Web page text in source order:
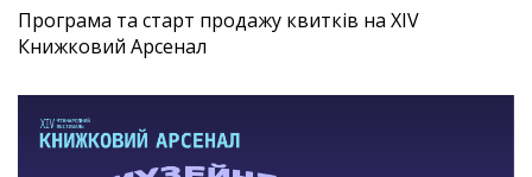
Програма та старт продажу квитків на XIV
Книжковий Арсенал